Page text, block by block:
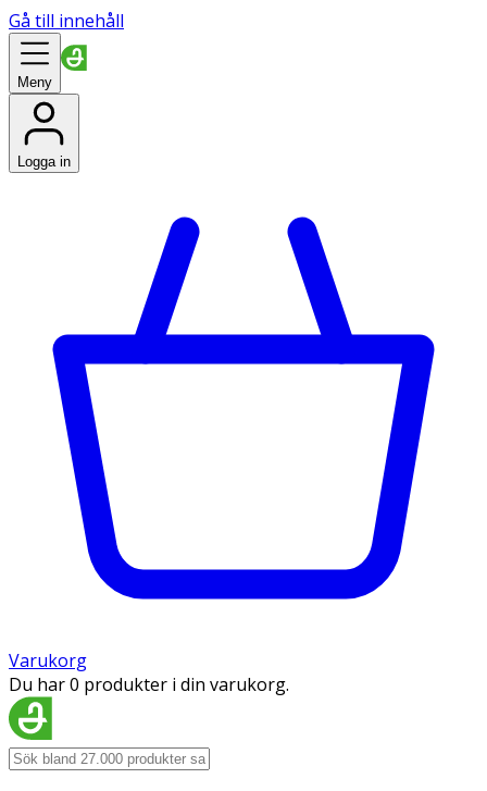
Gå till innehåll
Meny
Logga in
Varukorg
Du har 0 produkter i din varukorg.